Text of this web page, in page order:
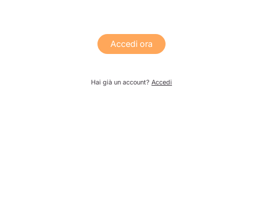
Accedi ora
Hai già un account? Accedi